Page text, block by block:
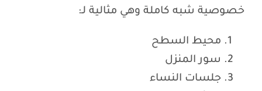
خصوصية شبه كاملة وهي مثالية لـ:
محيط السطح
سور المنزل
جلسات النساء